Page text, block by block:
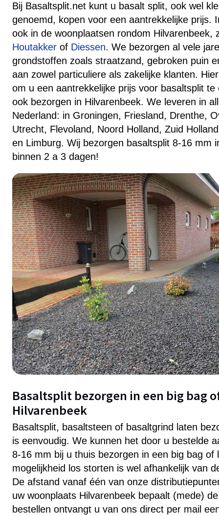
Bij Basaltsplit.net kunt u basalt split, ook wel
genoemd, kopen voor een aantrekkelijke prijs.
ook in de woonplaatsen rondom Hilvarenbeek,
Houtakker of Diessen. We bezorgen al vele
grondstoffen zoals straatzand, gebroken puin
aan zowel particuliere als zakelijke klanten.
om u een aantrekkelijke prijs voor basaltsplit
ook bezorgen in Hilvarenbeek. We leveren in
Nederland: in Groningen, Friesland, Drenthe,
Utrecht, Flevoland, Noord Holland, Zuid
en Limburg. Wij bezorgen basaltsplit 8-16 mm
binnen 2 a 3 dagen!
Basaltsplit bezorgen in een big bag
Hilvarenbeek
Basaltsplit, basaltsteen of basaltgrind laten
is eenvoudig. We kunnen het door u bestelde
8-16 mm bij u thuis bezorgen in een big bag of
mogelijkheid los storten is wel afhankelijk van
De afstand vanaf één van onze
uw woonplaats Hilvarenbeek bepaalt (mede)
bestellen ontvangt u van ons direct per mail